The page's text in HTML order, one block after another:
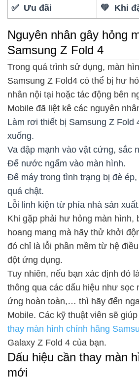
✅ Ưu đãi 💛 Khi
Nguyên nhân gây hỏng
Samsung Z Fold 4
Trong quá trình sử dụng, màn
Samsung Z Fold4 có thể bị hư
nhân nội tại hoặc tác động bên
Mobile đã liệt kê các nguyên
Làm rơi thiết bị Samsung Z Fold
xuống.
Va đập mạnh vào vật cứng, sắc
Để nước ngấm vào màn hình.
Để máy trong tình trạng bị đè
quá chật.
Lỗi linh kiện từ phía nhà sản
Khi gặp phải hư hỏng màn hình,
hoang mang mà hãy thử khởi
đó chỉ là lỗi phần mềm từ hệ
đột ứng dụng.
Tuy nhiên, nếu bạn xác định đó
thông qua các dấu hiệu như sọc
ứng hoàn toàn,… thì hãy đến
Mobile. Các kỹ thuật viên sẽ
thay màn hình chính hãng
Galaxy Z Fold 4 của bạn.
Dấu hiệu cần thay màn
mới